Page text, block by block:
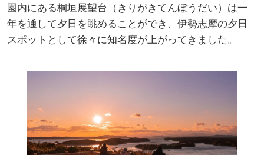
園内にある桐垣展望台（きりがきてんぼうだい）は一
年を通して夕日を眺めることができ、伊勢志摩の夕日
スポットとして徐々に知名度が上がってきました。